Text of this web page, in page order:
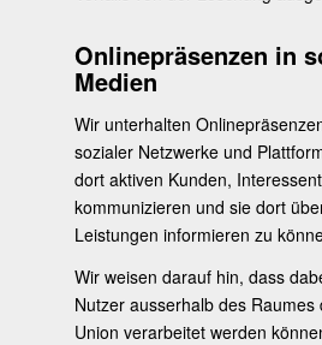
Onlinepräsenzen in
Medien
Wir unterhalten
sozialer Netzwerke und
dort aktiven Kunden,
kommunizieren und sie dort
Leistungen informieren zu
Wir weisen darauf hin, dass
Nutzer ausserhalb des Raumes
Union verarbeitet werden